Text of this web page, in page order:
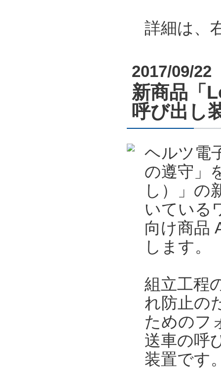
詳細は、
2017/09/22
新商品「
呼び出し
ヘルツ電
の遵守」
し）」の
いている
向け商品
します。
組立工程
れ防止の
ためのフ
送車の呼
装置です